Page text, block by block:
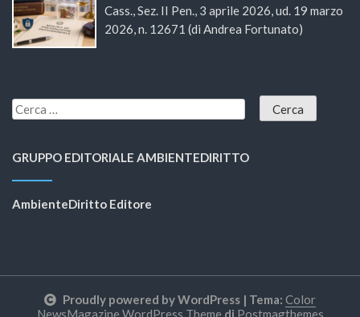
Cass., Sez. II Pen., 3 aprile 2026, ud. 19 marzo
2026, n. 12671 (di Andrea Fortunato)
GRUPPO EDITORIALE AMBIENTEDIRITTO
AmbienteDiritto Editore
Proudly powered by WordPress | Tema: Color
NewsMagazine WordPress Theme di Postmagthemes